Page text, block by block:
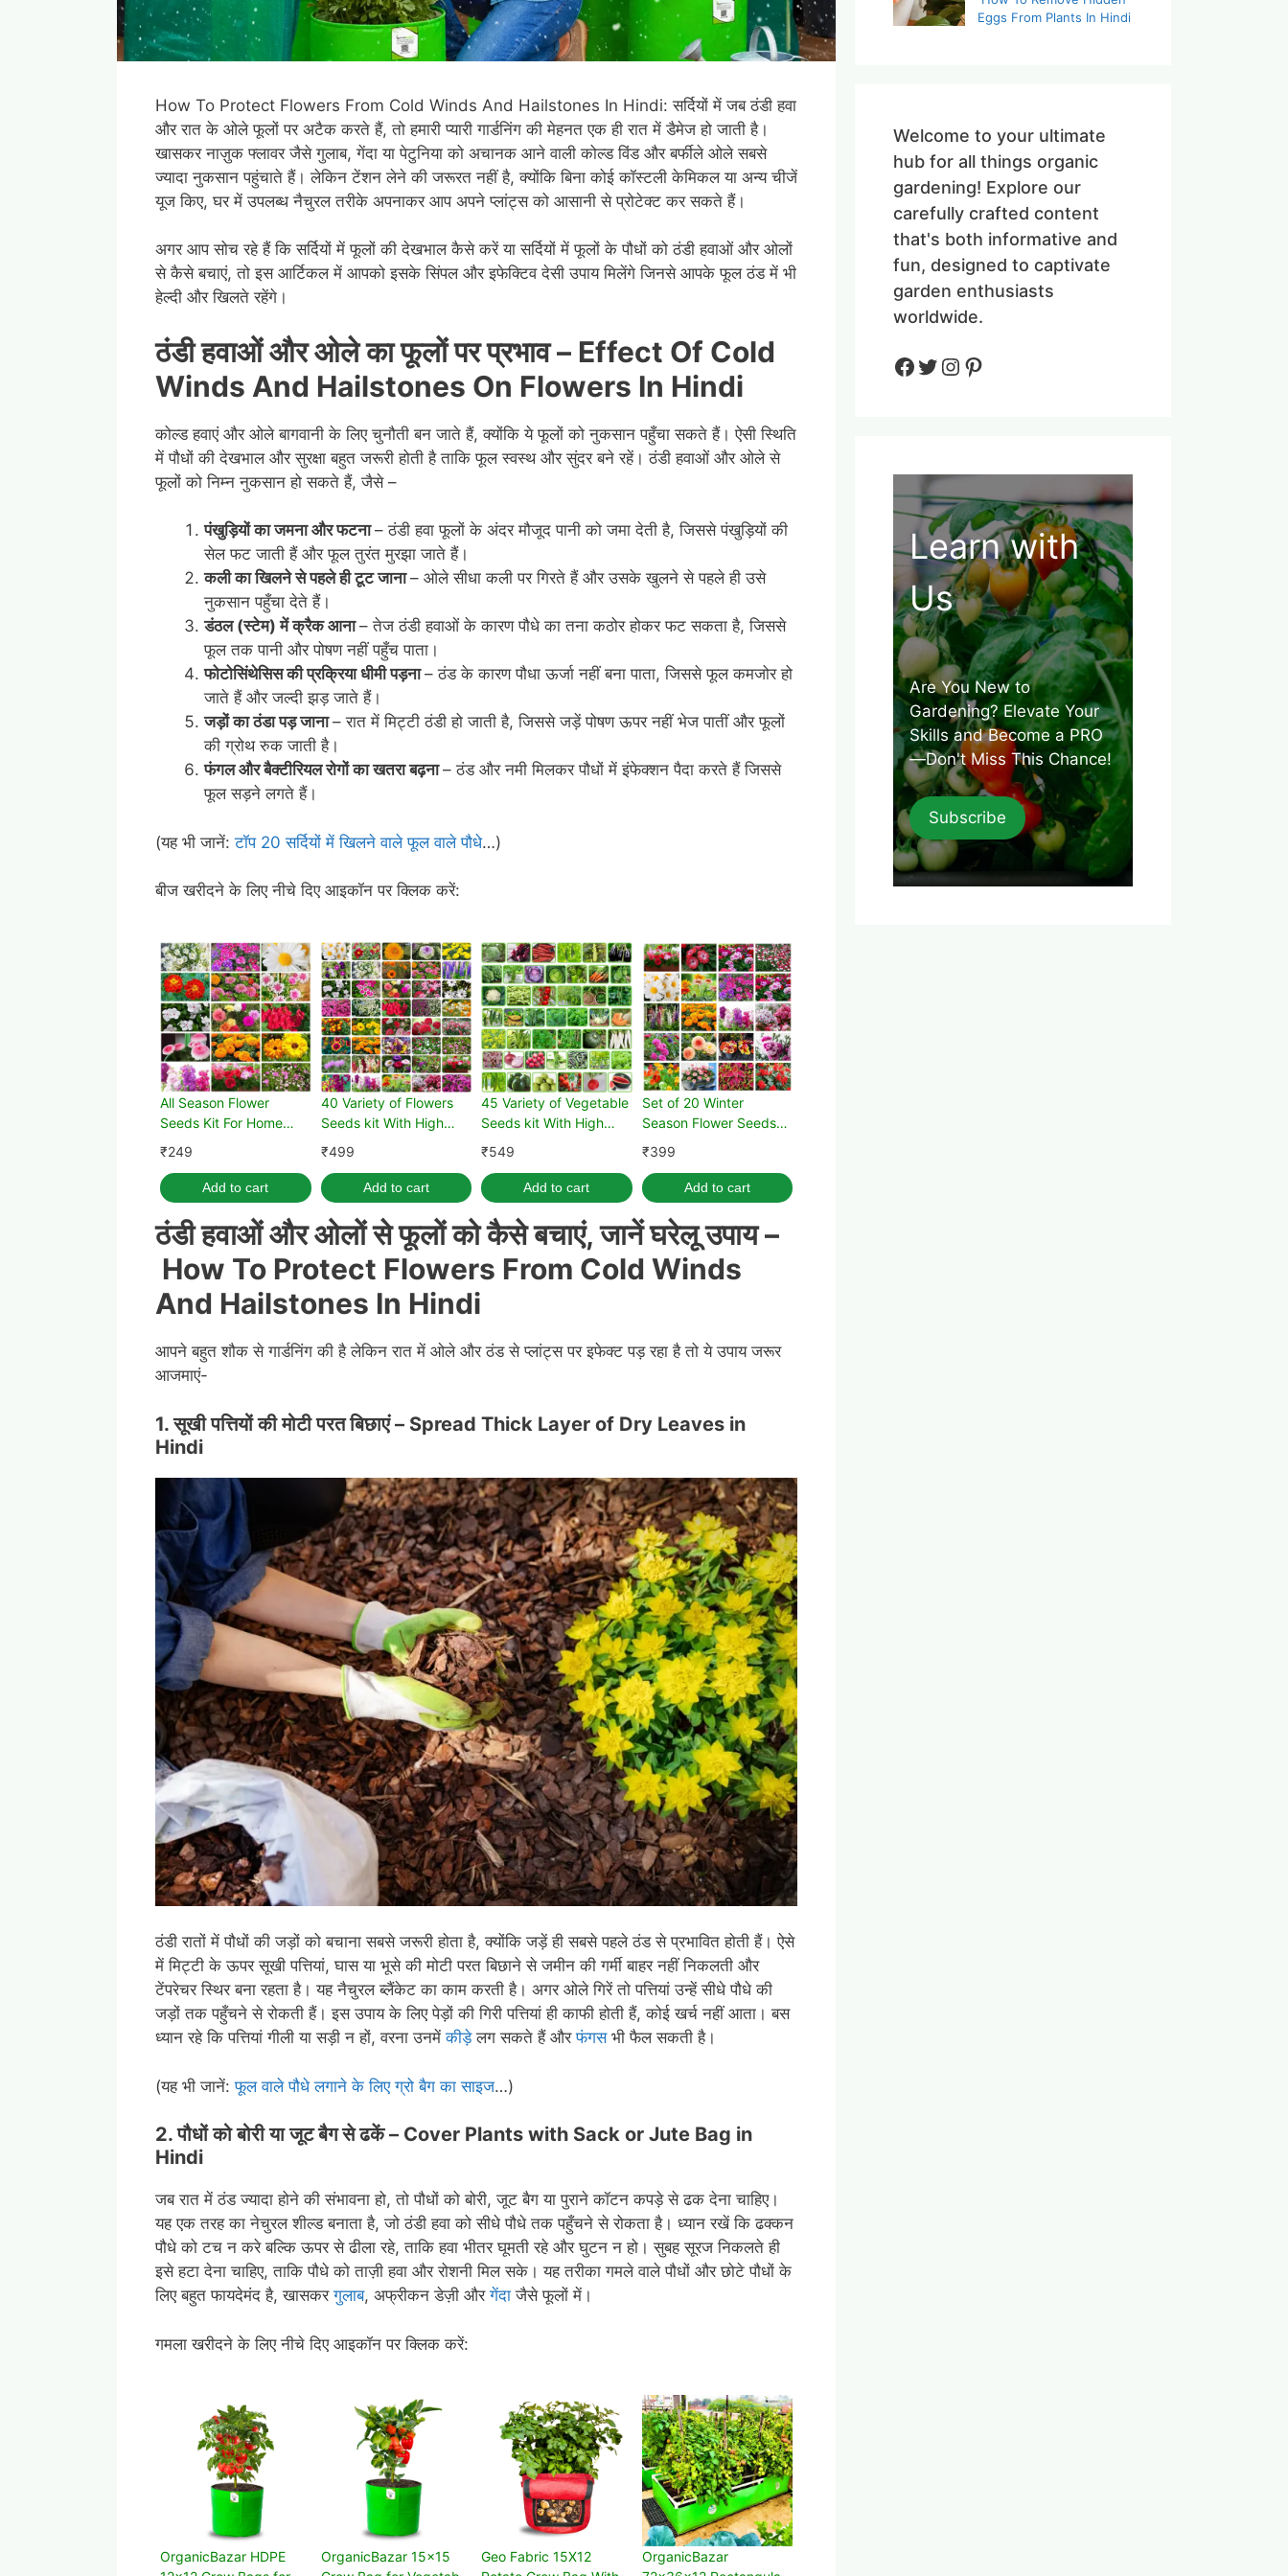
How To Protect Flowers From Cold Winds And Hailstones In Hindi: सर्दियों में जब ठंडी हवा
और रात के ओले फूलों पर अटैक करते हैं, तो हमारी प्यारी गार्डनिंग की मेहनत एक ही रात में डैमेज हो जाती है।
खासकर नाज़ुक फ्लावर जैसे गुलाब, गेंदा या पेटुनिया को अचानक आने वाली कोल्ड विंड और बर्फीले ओले सबसे
ज्यादा नुकसान पहुंचाते हैं। लेकिन टेंशन लेने की जरूरत नहीं है, क्योंकि बिना कोई कॉस्टली केमिकल या अन्य चीजें
यूज किए, घर में उपलब्ध नैचुरल तरीके अपनाकर आप अपने प्लांट्स को आसानी से प्रोटेक्ट कर सकते हैं।
अगर आप सोच रहे हैं कि सर्दियों में फूलों की देखभाल कैसे करें या सर्दियों में फूलों के पौधों को ठंडी हवाओं और ओलों
से कैसे बचाएं, तो इस आर्टिकल में आपको इसके सिंपल और इफेक्टिव देसी उपाय मिलेंगे जिनसे आपके फूल ठंड में भी
हेल्दी और खिलते रहेंगे।
ठंडीहवाओंऔरओलेकाफूलोंपरप्रभाव– Effect Of Cold
Winds And Hailstones On Flowers In Hindi
कोल्ड हवाएं और ओले बागवानी के लिए चुनौती बन जाते हैं, क्योंकि ये फूलों को नुकसान पहुँचा सकते हैं। ऐसी स्थिति
में पौधों की देखभाल और सुरक्षा बहुत जरूरी होती है ताकि फूल स्वस्थ और सुंदर बने रहें। ठंडी हवाओं और ओले से
फूलों को निम्न नुकसान हो सकते हैं, जैसे –
पंखुड़ियों का जमना और फटना– ठंडी हवा फूलों के अंदर मौजूद पानी को जमा देती है, जिससे पंखुड़ियों की
सेल फट जाती हैं और फूल तुरंत मुरझा जाते हैं।
कली का खिलने से पहले ही टूट जाना– ओले सीधा कली पर गिरते हैं और उसके खुलने से पहले ही उसे
नुकसान पहुँचा देते हैं।
डंठल (स्टेम)में क्रैक आना– तेज ठंडी हवाओं के कारण पौधे का तना कठोर होकर फट सकता है, जिससे
फूल तक पानी और पोषण नहीं पहुँच पाता।
फोटोसिंथेसिस की प्रक्रिया धीमी पड़ना– ठंड के कारण पौधा ऊर्जा नहीं बना पाता, जिससे फूल कमजोर हो
जाते हैं और जल्दी झड़ जाते हैं।
जड़ों का ठंडा पड़ जाना– रात में मिट्टी ठंडी हो जाती है, जिससे जड़ें पोषण ऊपर नहीं भेज पातीं और फूलों
की ग्रोथ रुक जाती है।
फंगल और बैक्टीरियल रोगों का खतरा बढ़ना– ठंड और नमी मिलकर पौधों में इंफेक्शन पैदा करते हैं जिससे
फूल सड़ने लगते हैं।
(यह भी जानें:टॉप 20 सर्दियों में खिलने वाले फूल वाले पौधे…)
बीज खरीदने के लिए नीचे दिए आइकॉन पर क्लिक करें:
All Season Flower
Seeds Kit For Home
Gardening
₹249
Add to cart
40 Variety of Flowers
Seeds kit With High
Germination Rate
₹499
Add to cart
45 Variety of Vegetable
Seeds kit With High
Germination Rate
₹549
Add to cart
Set of 20 Winter
Season Flower Seeds
Kit
₹399
Add to cart
ठंडीहवाओं और ओलों से फूलों को कैसे बचाएं, जानेंघरेलूउपाय–
How To Protect Flowers From Cold Winds
And Hailstones In Hindi
आपने बहुत शौक से गार्डनिंग की है लेकिन रात में ओले और ठंड से प्लांट्स पर इफेक्ट पड़ रहा है तो ये उपाय जरूर
आजमाएं-
1.सूखी पत्तियों की मोटी परत बिछाएं– Spread Thick Layer of Dry Leaves in
Hindi
ठंडी रातों में पौधों की जड़ों को बचाना सबसे जरूरी होता है, क्योंकि जड़ें ही सबसे पहले ठंड से प्रभावित होती हैं। ऐसे
में मिट्टी के ऊपर सूखी पत्तियां, घास या भूसे की मोटी परत बिछाने से जमीन की गर्मी बाहर नहीं निकलती और
टेंपरेचर स्थिर बना रहता है। यह नैचुरल ब्लैंकेट का काम करती है। अगर ओले गिरें तो पत्तियां उन्हें सीधे पौधे की
जड़ों तक पहुँचने से रोकती हैं। इस उपाय के लिए पेड़ों की गिरी पत्तियां ही काफी होती हैं, कोई खर्च नहीं आता। बस
ध्यान रहे कि पत्तियां गीली या सड़ी न हों, वरना उनमें कीड़ेलग सकते हैं औरफंगसभी फैल सकती है।
(यह भी जानें:फूल वाले पौधे लगाने के लिए ग्रो बैग का साइज…)
2.पौधों को बोरी या जूट बैग से ढकें– Cover Plants with Sack or Jute Bag in
Hindi
जब रात में ठंड ज्यादा होने की संभावना हो, तो पौधों को बोरी, जूट बैग या पुराने कॉटन कपड़े से ढक देना चाहिए।
यह एक तरह का नेचुरल शील्ड बनाता है, जो ठंडी हवा को सीधे पौधे तक पहुँचने से रोकता है। ध्यान रखें कि ढक्कन
पौधे को टच न करे बल्कि ऊपर से ढीला रहे, ताकि हवा भीतर घूमती रहे और घुटन न हो। सुबह सूरज निकलते ही
इसे हटा देना चाहिए, ताकि पौधे को ताज़ी हवा और रोशनी मिल सके। यह तरीका गमले वाले पौधों और छोटे पौधों के
लिए बहुत फायदेमंद है, खासकरगुलाब, अफ्रीकन डेज़ी औरगेंदा जैसे फूलों में।
गमला खरीदने के लिए नीचे दिए आइकॉन पर क्लिक करें:
OrganicBazar HDPE
OrganicBazar 15x15
Geo Fabric 15X12
OrganicBazar
Eggs From Plants In Hindi
Welcome to your ultimate
hub for all things organic
gardening! Explore our
carefully crafted content
that's both informative and
fun, designed to captivate
garden enthusiasts
worldwide.
Facebook
Twitter
Instagram
Pinteres
Learn with
Us
Are You New to
Gardening? Elevate Your
Skills and Become a PRO
—Don't Miss This Chance!
Subscribe